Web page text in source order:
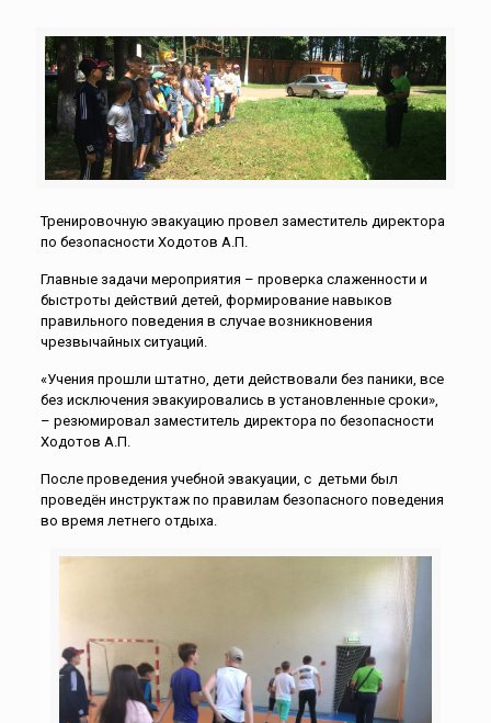
Тренировочную эвакуацию провел заместитель директора
по безопасности Ходотов А.П.
Главные задачи мероприятия – проверка слаженности и
быстроты действий детей, формирование навыков
правильного поведения в случае возникновения
чрезвычайных ситуаций.
«Учения прошли штатно, дети действовали без паники, все
без исключения эвакуировались в установленные сроки»,
– резюмировал заместитель директора по безопасности
Ходотов А.П.
После проведения учебной эвакуации, с детьми был
проведён инструктаж по правилам безопасного поведения
во время летнего отдыха.